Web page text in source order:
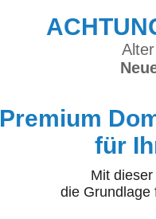
Premium
für
Mit
die